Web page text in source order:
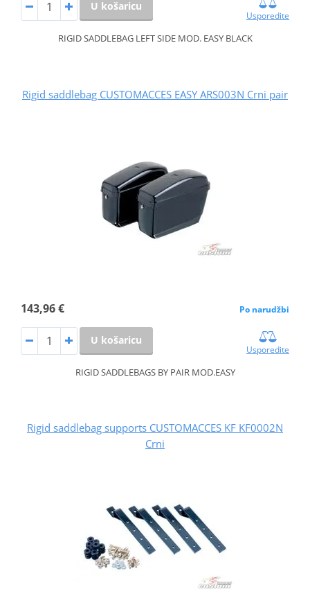
U košaricu
Usporedite
RIGID SADDLEBAG LEFT SIDE MOD. EASY BLACK
Rigid saddlebag CUSTOMACCES EASY ARS003N Crni pair
143,96 € Po narudžbi
U košaricu
Usporedite
RIGID SADDLEBAGS BY PAIR MOD.EASY
Rigid saddlebag supports CUSTOMACCES KF KF0002N
Crni